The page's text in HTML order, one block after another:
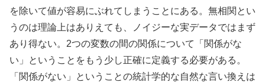
を除いて値が容易にぶれてしまうことにある。無相関とい
うのは理論上はありえても、ノイジーな実データではまず
あり得ない。2つの変数の間の関係について「関係がな
い」ということをもう少し正確に定義する必要がある。
「関係がない」ということの統計学的な自然な言い換えは